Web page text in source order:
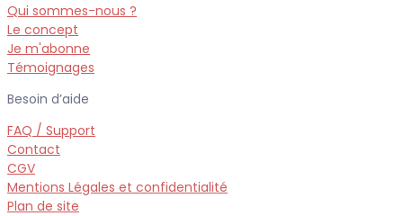
Qui sommes-nous ?
Le concept
Je m'abonne
Témoignages
Besoin d’aide
FAQ / Support
Contact
CGV
Mentions Légales et confidentialité
Plan de site